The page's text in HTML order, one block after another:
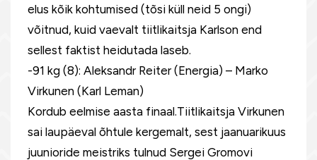
elus kõik kohtumised (tõsi küll neid 5 ongi)
võitnud, kuid vaevalt tiitlikaitsja Karlson end
sellest faktist heidutada laseb.
-91 kg (8): Aleksandr Reiter (Energia) – Marko
Virkunen (Karl Leman)
Kordub eelmise aasta finaal.Tiitlikaitsja Virkunen
sai laupäeval õhtule kergemalt, sest jaanuarikuus
juunioride meistriks tulnud Sergei Gromovi